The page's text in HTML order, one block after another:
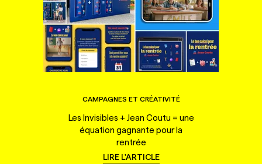
CAMPAGNES ET CRÉATIVITÉ
Les Invisibles + Jean Coutu = une
équation gagnante pour la
rentrée
LIRE L'ARTICLE